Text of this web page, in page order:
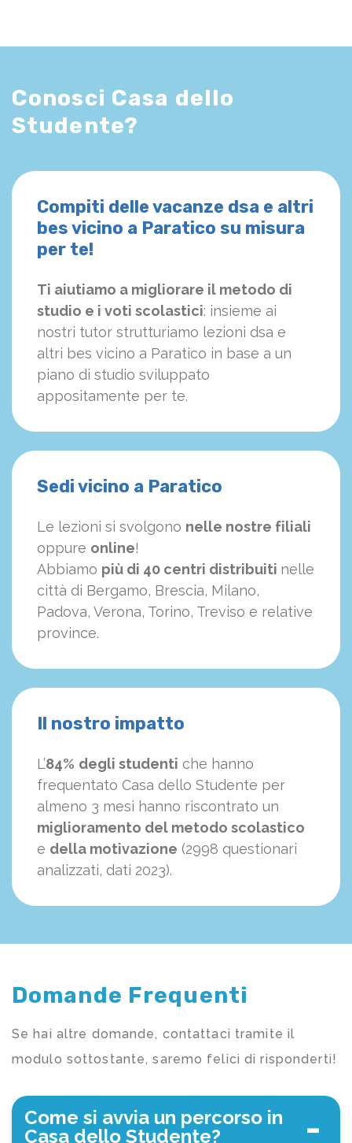
Conosci Casa dello
Studente?
Compiti delle vacanze dsa e altri
bes vicino a Paratico su misura
per te!
Ti aiutiamo a migliorare il metodo di
studio e i voti scolastici: insieme ai
nostri tutor strutturiamo lezioni dsa e
altri bes vicino a Paratico in base a un
piano di studio sviluppato
appositamente per te.
Sedi vicino a Paratico
Le lezioni si svolgono nelle nostre filiali
oppure online!
Abbiamo più di 40 centri distribuiti nelle
città di Bergamo, Brescia, Milano,
Padova, Verona, Torino, Treviso e relative
province.
Il nostro impatto
L’84% degli studenti che hanno
frequentato Casa dello Studente per
almeno 3 mesi hanno riscontrato un
miglioramento del metodo scolastico
e della motivazione (2998 questionari
analizzati, dati 2023).
Domande Frequenti
Se hai altre domande, contattaci tramite il
modulo sottostante, saremo felici di risponderti!
Come si avvia un percorso in
Casa dello Studente?